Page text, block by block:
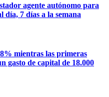
agente autónomo para
día, 7 días a la semana
mientras las primeras
gasto de capital de 18.000